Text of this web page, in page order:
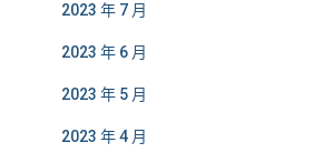
2023 年 7 月
2023 年 6 月
2023 年 5 月
2023 年 4 月